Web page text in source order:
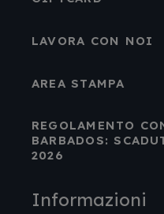
LAVORA CON NOI
AREA STAMPA
REGOLAMENTO
BARBADOS:
2026
Informazioni